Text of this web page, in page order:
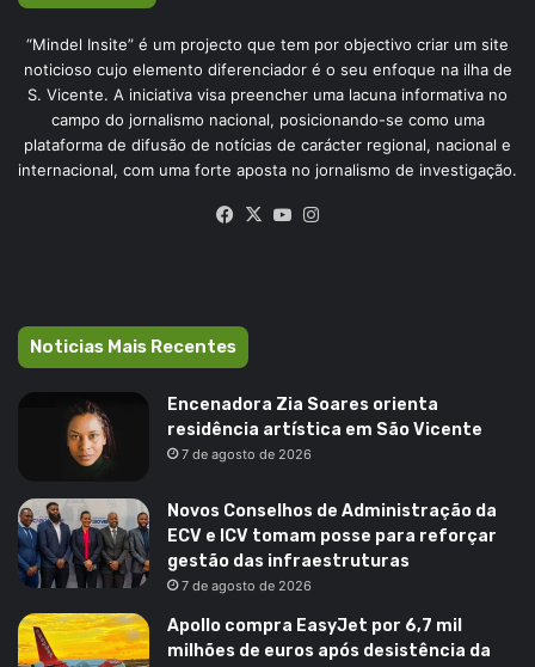
“Mindel Insite” é um projecto que tem por objectivo criar um site
noticioso cujo elemento diferenciador é o seu enfoque na ilha de
S. Vicente. A iniciativa visa preencher uma lacuna informativa no
campo do jornalismo nacional, posicionando-se como uma
plataforma de difusão de notícias de carácter regional, nacional e
internacional, com uma forte aposta no jornalismo de investigação.
Facebook
X YouTube
Noticias Mais Recentes
Encenadora Zia Soares orienta
residência artística em São Vicente
7 de agosto de 2026
Novos Conselhos de Administração da
ECV e ICV tomam posse para reforçar
gestão das infraestruturas
7 de agosto de 2026
Apollo compra EasyJet por 6,7 mil
milhões de euros após desistência da